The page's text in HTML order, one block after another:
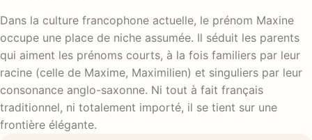
Dans la culture francophone actuelle, le prénom Maxine
occupe une place de niche assumée. Il séduit les parents
qui aiment les prénoms courts, à la fois familiers par leur
racine (celle de Maxime, Maximilien) et singuliers par leur
consonance anglo-saxonne. Ni tout à fait français
traditionnel, ni totalement importé, il se tient sur une
frontière élégante.